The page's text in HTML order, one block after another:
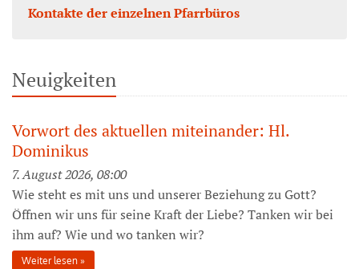
Kontakte der einzelnen Pfarrbüros
Neuigkeiten
Vorwort des aktuellen miteinander: Hl.
Dominikus
7. August 2026, 08:00
Wie steht es mit uns und unserer Beziehung zu Gott?
Öffnen wir uns für seine Kraft der Liebe? Tanken wir bei
ihm auf? Wie und wo tanken wir?
Weiter lesen